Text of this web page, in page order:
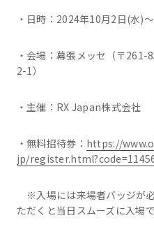
・日時：2024年10月2日(水)
・会場：幕張メッセ（〒
2-1）
・主催：RX Japan株式会社
・無料招待券： https://
jp/
※入場には来場者バッジが
ただくと当日スムーズに入場で